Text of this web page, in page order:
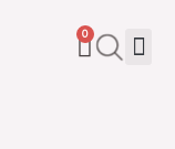
0 CART